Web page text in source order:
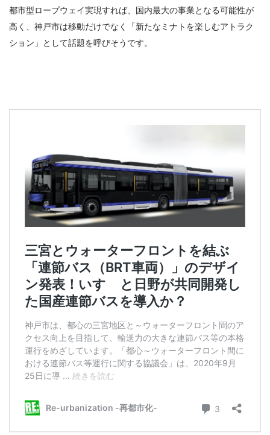
都市型ロープウェイ実現すれば、国内最大の事業となる可能性が
高く、神戸市は移動だけでなく「新たなミナトを楽しむアトラク
ション」として話題を呼びそうです。